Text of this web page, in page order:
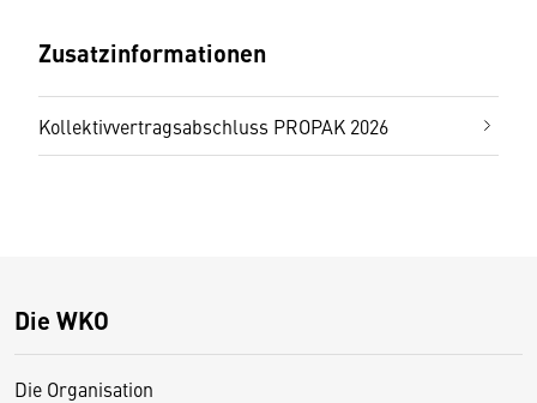
Zusatzinformationen
Kollektivvertragsabschluss PROPAK 2026
Die WKO
Die Organisation